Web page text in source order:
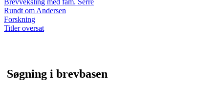
Rundt om Andersen
Forskning
Titler oversat
Søgning i brevbasen